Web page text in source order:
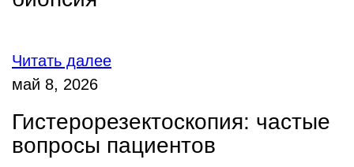
Читать далее
май 8, 2026
Гистерорезектоскопия: частые
вопросы пациентов